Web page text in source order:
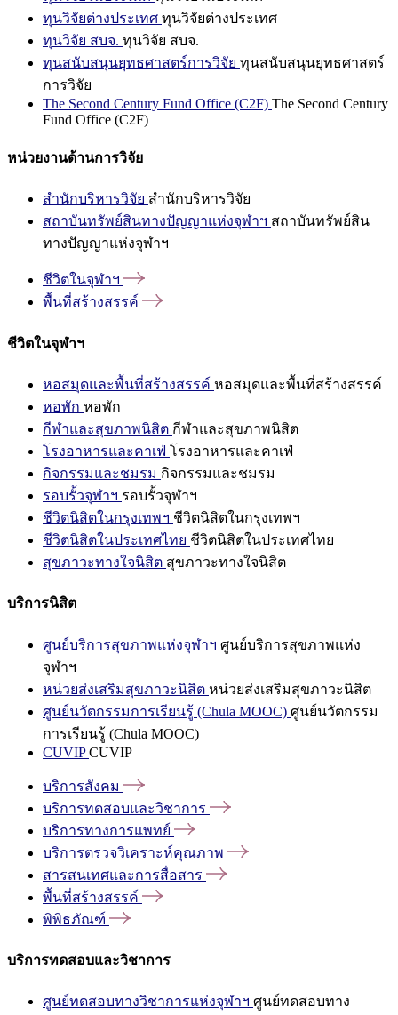
ทุนวิจัยต่างประเทศ ทุนวิจัยต่างประเทศ
ทุนวิจัย สบจ. ทุนวิจัย สบจ.
ทุนสนับสนุนยุทธศาสตร์การวิจัย ทุนสนับสนุนยุทธศาสตร์
การวิจัย
The Second Century Fund Office (C2F) The Second Century
Fund Office (C2F)
หน่วยงานด้านการวิจัย
สำนักบริหารวิจัย สำนักบริหารวิจัย
สถาบันทรัพย์สินทางปัญญาแห่งจุฬาฯ สถาบันทรัพย์สิน
ทางปัญญาแห่งจุฬาฯ
ชีวิตในจุฬาฯ
พื้นที่สร้างสรรค์
ชีวิตในจุฬาฯ
หอสมุดและพื้นที่สร้างสรรค์ หอสมุดและพื้นที่สร้างสรรค์
หอพัก หอพัก
กีฬาและสุขภาพนิสิต กีฬาและสุขภาพนิสิต
โรงอาหารและคาเฟ่ โรงอาหารและคาเฟ่
กิจกรรมและชมรม กิจกรรมและชมรม
รอบรั้วจุฬาฯ รอบรั้วจุฬาฯ
ชีวิตนิสิตในกรุงเทพฯ ชีวิตนิสิตในกรุงเทพฯ
ชีวิตนิสิตในประเทศไทย ชีวิตนิสิตในประเทศไทย
สุขภาวะทางใจนิสิต สุขภาวะทางใจนิสิต
บริการนิสิต
ศูนย์บริการสุขภาพแห่งจุฬาฯ ศูนย์บริการสุขภาพแห่ง
จุฬาฯ
หน่วยส่งเสริมสุขภาวะนิสิต หน่วยส่งเสริมสุขภาวะนิสิต
ศูนย์นวัตกรรมการเรียนรู้ (Chula MOOC) ศูนย์นวัตกรรม
การเรียนรู้ (Chula MOOC)
CUVIPCUVIP
บริการสังคม
บริการทดสอบและวิชาการ
บริการทางการแพทย์
บริการตรวจวิเคราะห์คุณภาพ
สารสนเทศและการสื่อสาร
พื้นที่สร้างสรรค์
พิพิธภัณฑ์
บริการทดสอบและวิชาการ
ศูนย์ทดสอบทางวิชาการแห่งจุฬาฯ ศูนย์ทดสอบทาง